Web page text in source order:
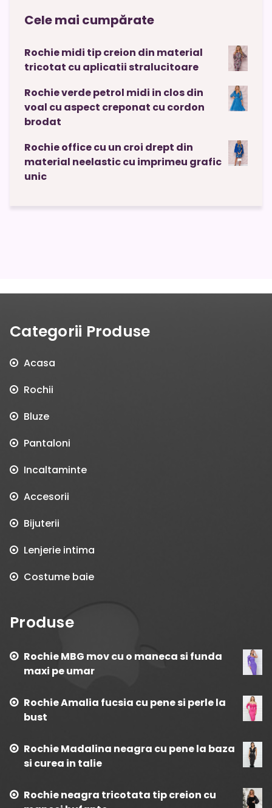
Cele mai cumpărate
Rochie midi tip creion din material
tricotat cu aplicatii stralucitoare
Rochie verde petrol midi in clos din
voal cu aspect creponat cu cordon
brodat
Rochie office cu un croi drept din
material neelastic cu imprimeu grafic
unic
Categorii Produse
Acasa
Rochii
Bluze
Pantaloni
Incaltaminte
Accesorii
Bijuterii
Lenjerie intima
Costume baie
Produse
Rochie MBG mov cu o maneca si funda
maxi pe umar
Rochie Amalia fucsia cu pene si perle la
bust
Rochie Madalina neagra cu pene la baza
si curea in talie
Rochie neagra tricotata tip creion cu